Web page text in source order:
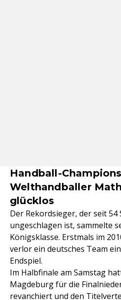
Handball-
Welthandballer
glücklos
Der Rekordsieger, der seit 54
ungeschlagen ist, sammelte
Königsklasse. Erstmals im
verlor ein deutsches Team
Endspiel.
Im Halbfinale am Samstag
Magdeburg für die
revanchiert und den